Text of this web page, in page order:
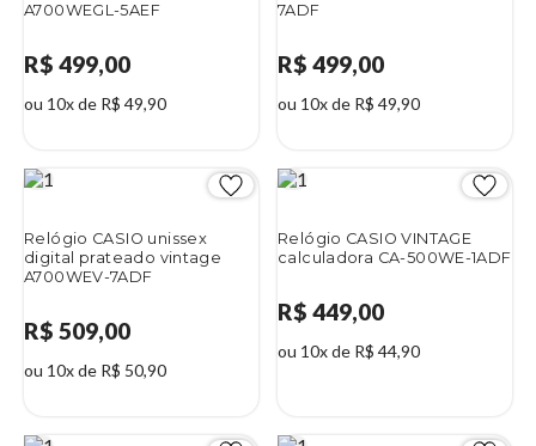
A700WEGL-5AEF
R$ 499,00
ou 10x de R$ 49,90
7ADF
R$ 499,00
ou 10x de R$ 49,90
Relógio CASIO unissex
digital prateado vintage
A700WEV-7ADF
R$ 509,00
ou 10x de R$ 50,90
Relógio CASIO VINTAGE
calculadora CA-500WE-1ADF
R$ 449,00
ou 10x de R$ 44,90